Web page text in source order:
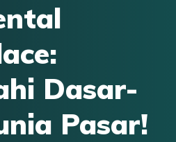
Dasar-
Pasar!